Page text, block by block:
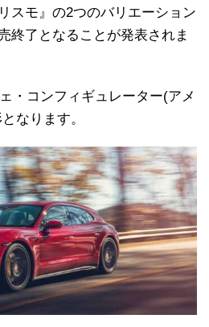
スモ』の2つのバリエーション
終了となることが発表されま
・コンフィギュレーター(アメ
なります。